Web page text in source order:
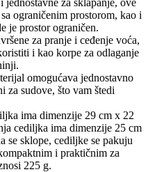
ograničenim prostorom, kao i
je prostor ograničen.
za pranje i ceđenje voća,
i kao korpe za odlaganje
omogućava jednostavno
za sudove, što vam štedi
ima dimenzije 29 cm x 22
cediljka ima dimenzije 25 cm
se sklope, cediljke se pakuju
i praktičnim za
225 g.